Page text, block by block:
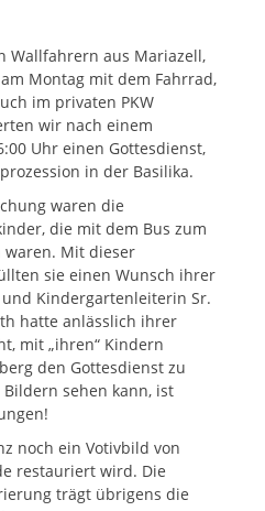
Wallfahrern aus Mariazell,
Montag mit dem Fahrrad,
im privaten PKW
wir nach einem
Uhr einen Gottesdienst,
in der Basilika.
waren die
die mit dem Bus zum
waren. Mit dieser
sie einen Wunsch ihrer
Kindergartenleiterin Sr.
hatte anlässlich ihrer
mit „ihren“ Kindern
den Gottesdienst zu
sehen kann, ist
noch ein Votivbild von
restauriert wird. Die
trägt übrigens die